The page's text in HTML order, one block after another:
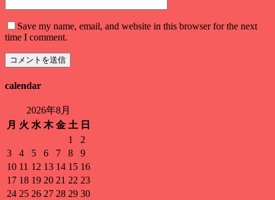
Save my name, email, and website in this browser for the next
time I comment.
calendar
2026年8月
月 火 水 木 金 土 日
1
2
3
4 5 6 7 8
9
10 11 12 13 14 15 16
17 18 19 20 21 22 23
24 25 26 27 28 29 30